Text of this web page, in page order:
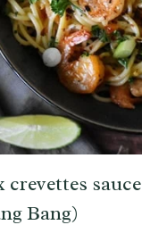
crevettes
Bang)